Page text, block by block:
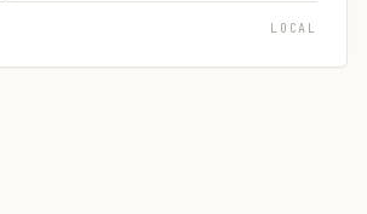
LOCAL